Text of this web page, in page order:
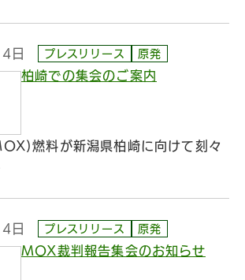
日 プレスリリース 原発
柏崎での集会のご案内
燃料が新潟県柏崎に向けて刻々
日 プレスリリース 原発
MOX裁判報告集会のお知らせ